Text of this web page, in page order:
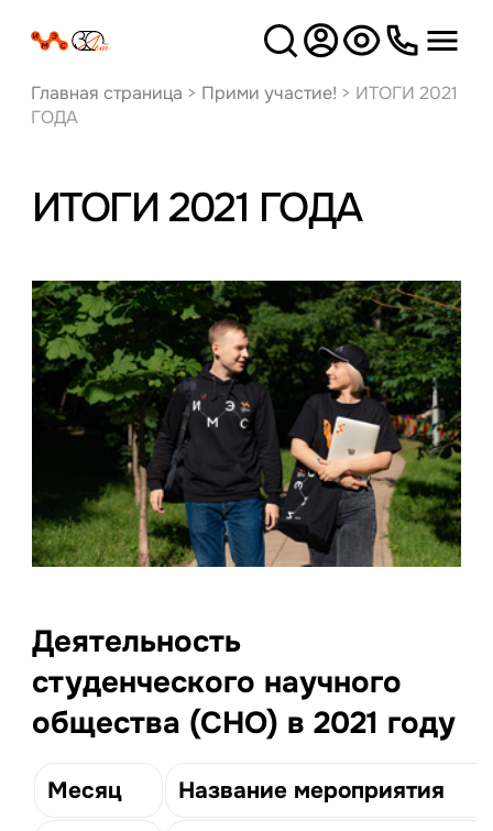
Версия
для слабовидящих
Главная страница > Прими участие! > ИТОГИ 2021
ГОДА
ИТОГИ 2021 ГОДА
Деятельность
студенческого научного
общества (СНО) в 2021 году
Месяц Название мероприятия